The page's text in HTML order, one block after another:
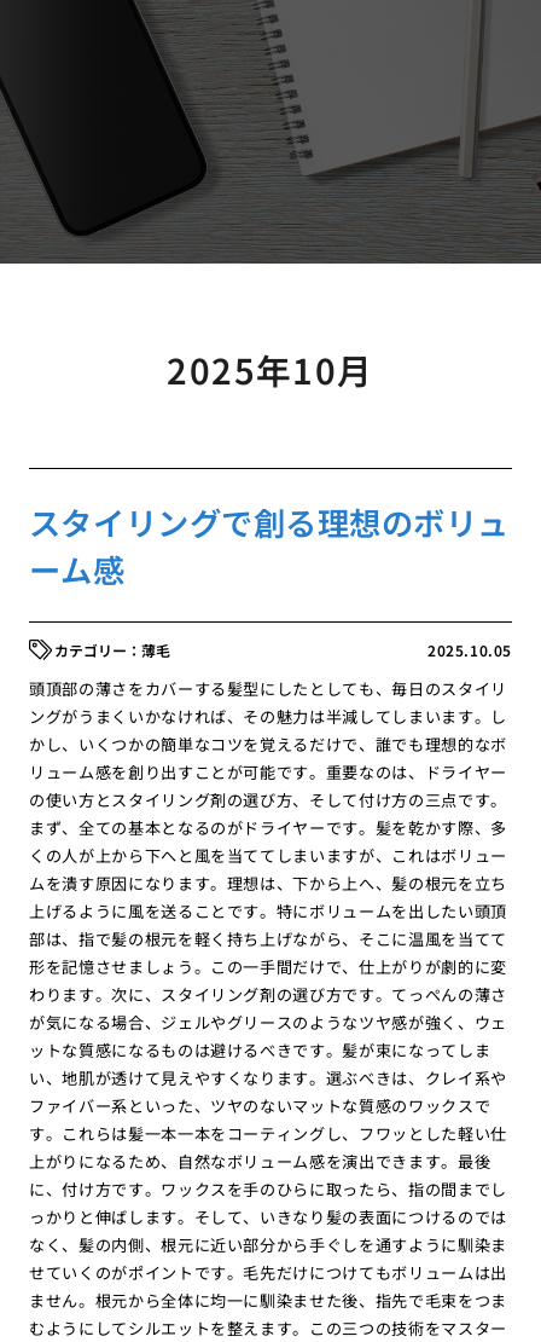
2025年10月
スタイリングで創る理想のボリュ
ーム感
2025.10.05
薄毛
頭頂部の薄さをカバーする髪型にしたとしても、毎日のスタイリ
ングがうまくいかなければ、その魅力は半減してしまいます。し
かし、いくつかの簡単なコツを覚えるだけで、誰でも理想的なボ
リューム感を創り出すことが可能です。重要なのは、ドライヤー
の使い方とスタイリング剤の選び方、そして付け方の三点です。
まず、全ての基本となるのがドライヤーです。髪を乾かす際、多
くの人が上から下へと風を当ててしまいますが、これはボリュー
ムを潰す原因になります。理想は、下から上へ、髪の根元を立ち
上げるように風を送ることです。特にボリュームを出したい頭頂
部は、指で髪の根元を軽く持ち上げながら、そこに温風を当てて
形を記憶させましょう。この一手間だけで、仕上がりが劇的に変
わります。次に、スタイリング剤の選び方です。てっぺんの薄さ
が気になる場合、ジェルやグリースのようなツヤ感が強く、ウェ
ットな質感になるものは避けるべきです。髪が束になってしま
い、地肌が透けて見えやすくなります。選ぶべきは、クレイ系や
ファイバー系といった、ツヤのないマットな質感のワックスで
す。これらは髪一本一本をコーティングし、フワッとした軽い仕
上がりになるため、自然なボリューム感を演出できます。最後
に、付け方です。ワックスを手のひらに取ったら、指の間までし
っかりと伸ばします。そして、いきなり髪の表面につけるのでは
なく、髪の内側、根元に近い部分から手ぐしを通すように馴染ま
せていくのがポイントです。毛先だけにつけてもボリュームは出
ません。根元から全体に均一に馴染ませた後、指先で毛束をつま
むようにしてシルエットを整えます。この三つの技術をマスター